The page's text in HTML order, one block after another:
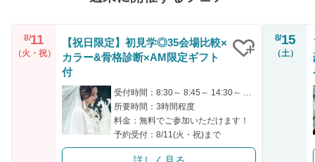
8/11
（火・祝）
【祝日限定】初見学◎35会場比較×
カラー&骨格診断×AM限定ギフト
付
受付時間：8:30～ 8:45～ 14:30～ 16:00～ 16:15～
所要時間：3時間程度
料金：無料でご参加いただけます！
予約受付：8/11(火・祝)まで
8/15
（土）